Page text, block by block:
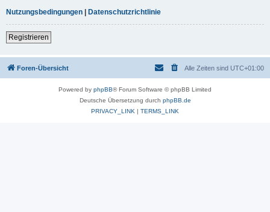
Nutzungsbedingungen | Datenschutzrichtlinie
Registrieren
Foren-Übersicht Alle Zeiten sind UTC+01:00
Powered by phpBB® Forum Software © phpBB Limited
Deutsche Übersetzung durch phpBB.de
PRIVACY_LINK | TERMS_LINK